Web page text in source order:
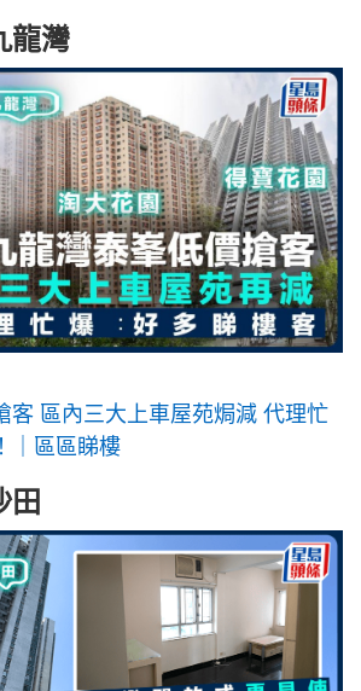
龍灣
客 區內三大上車屋苑焗減 代理忙
｜區區睇樓
田